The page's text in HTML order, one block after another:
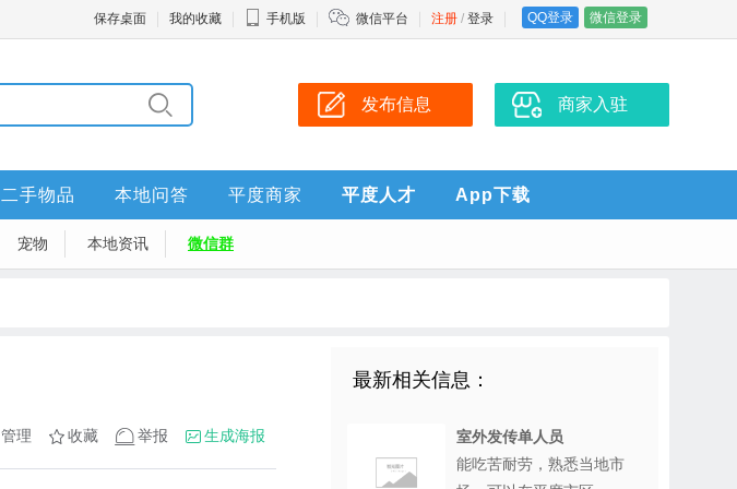
注册 / 登录 QQ登录 微信登录
保存桌面 我的收藏 手机版 微信平台
发布信息 商家入驻
二手物品 本地问答 平度商家 平度人才 App下载
宠物 本地资讯 微信群
管理 收藏 举报 生成海报
最新相关信息：
室外发传单人员
能吃苦耐劳，熟悉当地市